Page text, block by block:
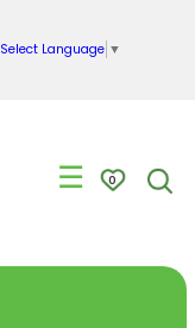
Select Language ▼
☰ 0